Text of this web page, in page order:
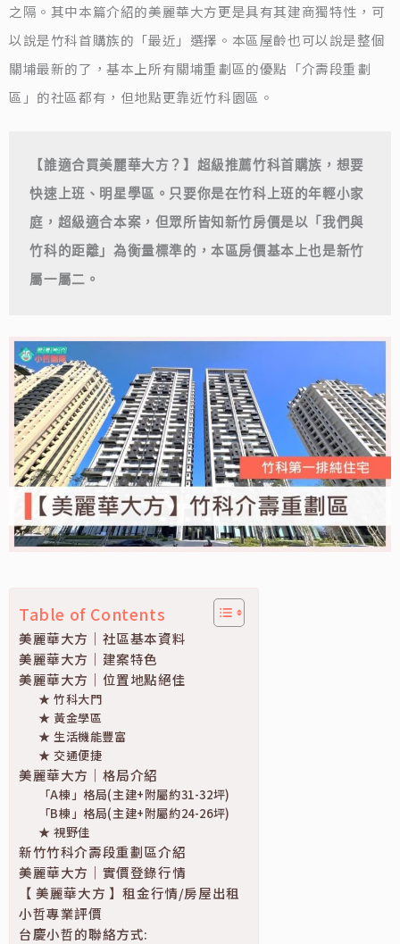
之隔。其中本篇介紹的美麗華大方更是具有其建商獨特性，可
以說是竹科首購族的「最近」選擇。本區屋齡也可以說是整個
關埔最新的了，基本上所有關埔重劃區的優點「介壽段重劃
區」的社區都有，但地點更靠近竹科園區。
【誰適合買美麗華大方？】超級推薦竹科首購族，想要
快速上班、明星學區。只要你是在竹科上班的年輕小家
庭，超級適合本案，但眾所皆知新竹房價是以「我們與
竹科的距離」為衡量標準的，本區房價基本上也是新竹
屬一屬二。
Table of Contents
美麗華大方｜社區基本資料
美麗華大方｜建案特色
美麗華大方｜位置地點絕佳
★ 竹科大門
★ 黃金學區
★ 生活機能豐富
★ 交通便捷
美麗華大方｜格局介紹
「A棟」格局(主建+附屬約31-32坪)
「B棟」格局(主建+附屬約24-26坪)
★ 視野佳
新竹竹科介壽段重劃區介紹
美麗華大方｜實價登錄行情
【 美麗華大方 】租金行情/房屋出租
小哲專業評價
台慶小哲的聯絡方式: